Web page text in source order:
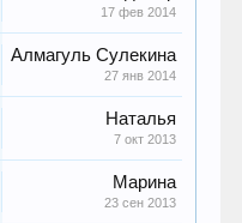
17 фев 2014
Алмагуль Сулекина
27 янв 2014
Наталья
7 окт 2013
Марина
23 сен 2013